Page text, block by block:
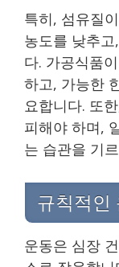
특히, 섬유질
농도를 낮추
다. 가공식품
하고, 가능한
요합니다. 또
피해야 하며,
는 습관을 기
규칙적인
운동은 심장